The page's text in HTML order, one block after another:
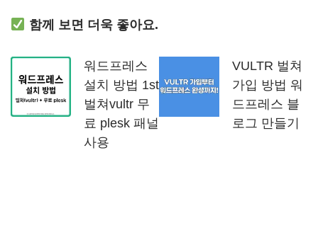
함께 보면 더욱 좋아요.
워드프레스
설치 방법 1st
벌쳐vultr 무
료 plesk 패널
사용
VULTR 벌쳐
가입 방법 워
드프레스 블
로그 만들기